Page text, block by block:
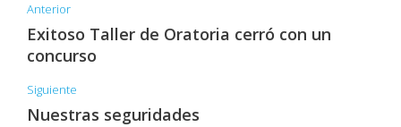
Anterior
Exitoso Taller de Oratoria cerró con un
concurso
Siguiente
Nuestras seguridades